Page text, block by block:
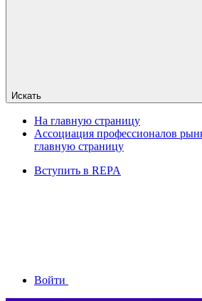
Искать
На главную страницу
Ассоциация профессионалов
главную страницу
Вступить в REPA
Войти